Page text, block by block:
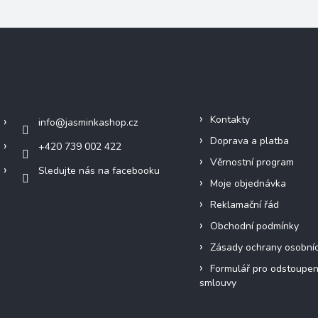
info@jasminkashop.cz
+420 739 002 422
Sledujte nás na facebooku
Kontakty
Doprava a platba
Věrnostní program
Moje objednávka
Reklamační řád
Obchodní podmínky
Zásady ochrany
Formulář pro
smlouvy